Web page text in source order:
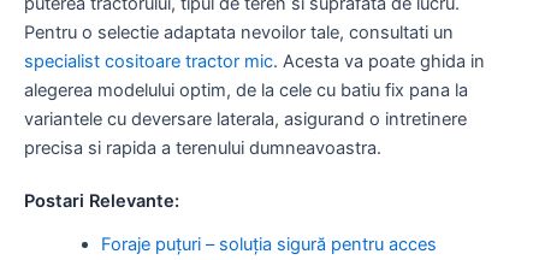
Pentru o selectie adaptata nevoilor tale, consultati un
specialist cositoare tractor mic. Acesta va poate ghida in
alegerea modelului optim, de la cele cu batiu fix pana la
variantele cu deversare laterala, asigurand o intretinere
precisa si rapida a terenului dumneavoastra.
Postari Relevante:
Foraje puțuri – soluția sigură pentru acces